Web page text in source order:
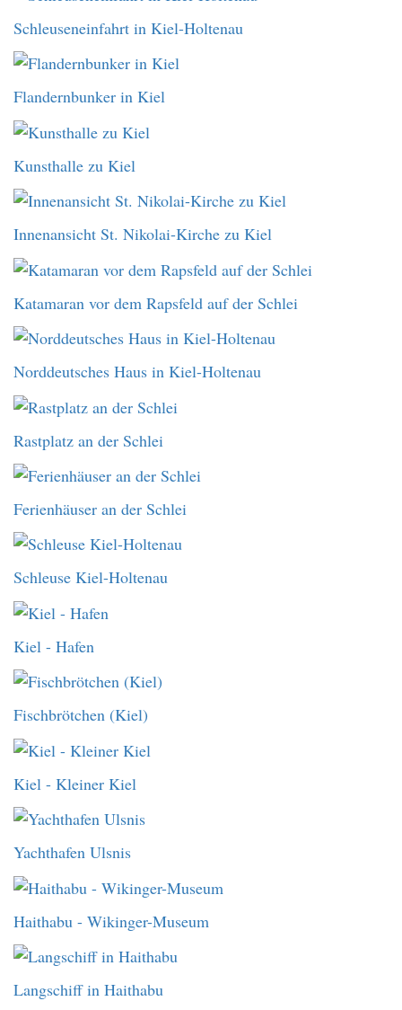
Schleuseneinfahrt in Kiel-Holtenau
Flandernbunker in Kiel
Kunsthalle zu Kiel
Innenansicht St. Nikolai-Kirche zu Kiel
Katamaran vor dem Rapsfeld auf der Schlei
Norddeutsches Haus in Kiel-Holtenau
Rastplatz an der Schlei
Ferienhäuser an der Schlei
Schleuse Kiel-Holtenau
Kiel - Hafen
Fischbrötchen (Kiel)
Kiel - Kleiner Kiel
Yachthafen Ulsnis
Haithabu - Wikinger-Museum
Langschiff in Haithabu